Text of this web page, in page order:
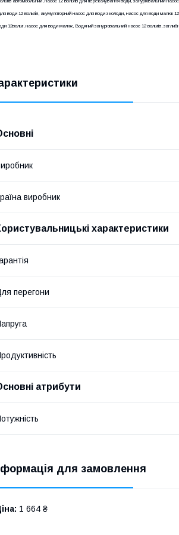
води 12 вольтів, акумуляторний насос для води з колоди, насос для води малюк
12вольт, насос для води малюк, Водяний занурювальний насос 12 вольтів,
виробник
характеристики
перегони
атрибути
для замовлення
1 664 ₴